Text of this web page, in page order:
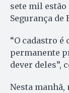
sete mil estão
Segurança de
“O cadastro
permanente
dever deles”,
Nesta